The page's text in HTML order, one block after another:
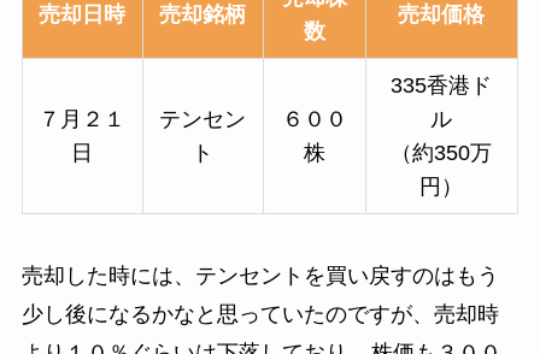
売却日時 売却銘柄
数
売却価格
７月２１
日
テンセン
ト
６００
株
335香港ド
ル
（約350万
円）
売却した時には、テンセントを買い戻すのはもう
少し後になるかなと思っていたのですが、売却時